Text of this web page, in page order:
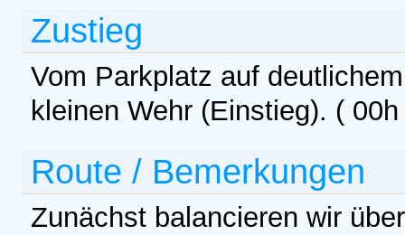
Zustieg
Vom Parkplatz auf
kleinen Wehr (Einstieg). (
Route / Bemerkungen
Zunächst balancieren wir